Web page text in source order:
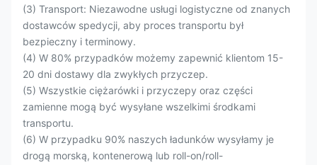
(3) Transport: Niezawodne usługi logistyczne od znanych
dostawców spedycji, aby proces transportu był
bezpieczny i terminowy.
(4) W 80% przypadków możemy zapewnić klientom 15-
20 dni dostawy dla zwykłych przyczep.
(5) Wszystkie ciężarówki i przyczepy oraz części
zamienne mogą być wysyłane wszelkimi środkami
transportu.
(6) W przypadku 90% naszych ładunków wysyłamy je
drogą morską, kontenerową lub roll-on/roll-